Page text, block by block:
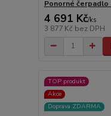
Ponorné čerpadlo
4 691 Kč/ks
3 877 Kč bez DPH
TOP produkt
Akce
Doprava ZDARMA